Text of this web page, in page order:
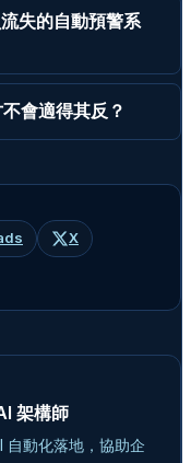
失的自動預警系
會適得其反？
X
架構師
自動化落地，協助企